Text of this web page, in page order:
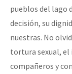
pueblos del lago
decisión, su
nuestras. No
tortura sexual,
compañeros y